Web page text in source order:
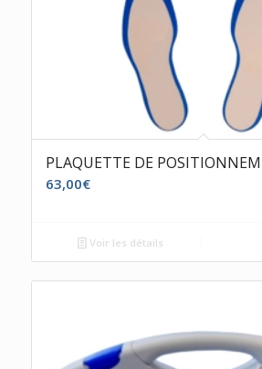
PLAQUETTE DE
63,00€
Voir les détails